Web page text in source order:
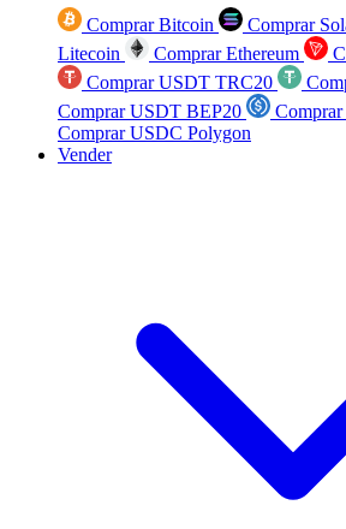
Comprar Bitcoin Comprar
Litecoin
Comprar Ethereum
Comprar USDT TRC20
Comprar USDT BEP20
Comprar USDC Polygon
Vender